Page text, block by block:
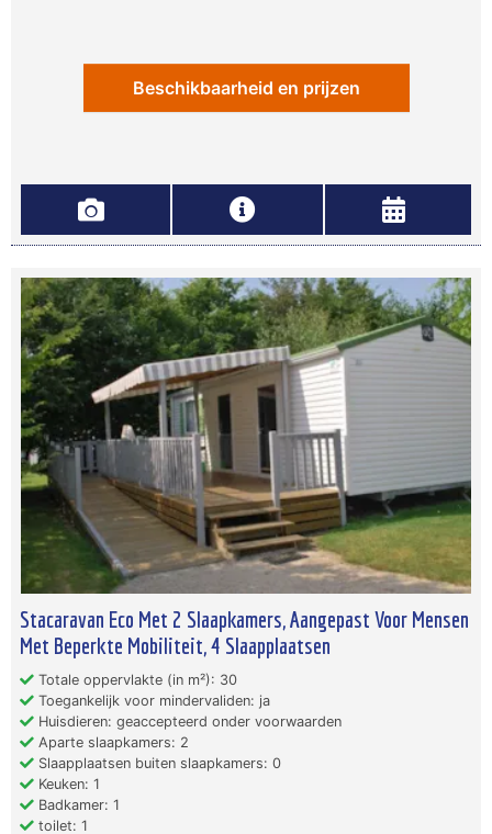
Beschikbaarheid en prijzen
Stacaravan Eco Met 2 Slaapkamers, Aangepast Voor Mensen
Met Beperkte Mobiliteit, 4 Slaapplaatsen
Totale oppervlakte (in m²): 30
Toegankelijk voor mindervaliden: ja
Huisdieren: geaccepteerd onder voorwaarden
Aparte slaapkamers: 2
Slaapplaatsen buiten slaapkamers: 0
Keuken: 1
Badkamer: 1
toilet: 1